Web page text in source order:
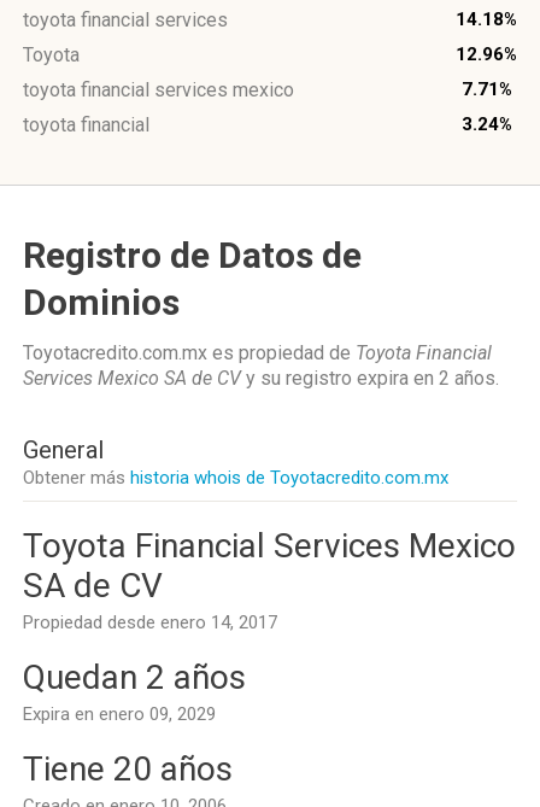
toyota financial services 14.18%
Toyota 12.96%
toyota financial services mexico 7.71%
toyota financial 3.24%
Registro de Datos de
Dominios
Toyotacredito.com.mx es propiedad de Toyota Financial
Services Mexico SA de CVy su registro expira en 2 años.
General
Obtener más historia whois de Toyotacredito.com.mx
Toyota Financial Services Mexico
SA de CV
Propiedad desde enero 14, 2017
Quedan 2 años
Expira en enero 09, 2029
Tiene 20 años